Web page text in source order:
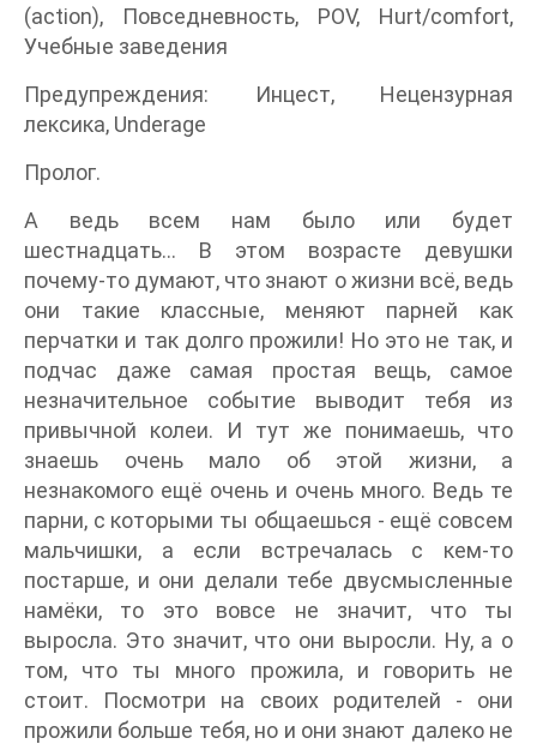
(action), Повседневность, POV, Hurt/comfort,
Учебные заведения
Предупреждения: Инцест, Нецензурная
лексика, Underage
Пролог.
А ведь всем нам было или будет
шестнадцать… В этом возрасте девушки
почему-то думают, что знают о жизни всё, ведь
они такие классные, меняют парней как
перчатки и так долго прожили! Но это не так, и
подчас даже самая простая вещь, самое
незначительное событие выводит тебя из
привычной колеи. И тут же понимаешь, что
знаешь очень мало об этой жизни, а
незнакомого ещё очень и очень много. Ведь те
парни, с которыми ты общаешься - ещё совсем
мальчишки, а если встречалась с кем-то
постарше, и они делали тебе двусмысленные
намёки, то это вовсе не значит, что ты
выросла. Это значит, что они выросли. Ну, а о
том, что ты много прожила, и говорить не
стоит. Посмотри на своих родителей - они
прожили больше тебя, но и они знают далеко не